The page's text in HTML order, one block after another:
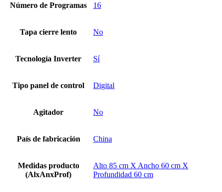
Número de Programas 16
Tapa cierre lento No
Tecnología Inverter Sí
Tipo panel de control Digital
Agitador No
País de fabricación China
Medidas producto
(AlxAnxProf)
Alto 85 cm X Ancho 60 cm X
Profundidad 60 cm